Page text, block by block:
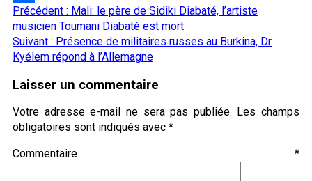
Partager
Navigation
d’article
Précédent : Mali: le père de Sidiki Diabaté, l’artiste
musicien Toumani Diabaté est mort
Suivant : Présence de militaires russes au Burkina, Dr
Kyélem répond à l’Allemagne
Laisser un commentaire
Votre adresse e-mail ne sera pas publiée. Les champs
obligatoires sont indiqués avec *
Commentaire *